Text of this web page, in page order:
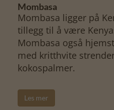
Mombasa
Mombasa ligger på
tillegg til å være
Mombasa også
med kritthvite
kokospalmer.
Les mer